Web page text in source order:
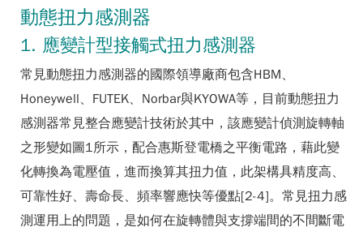
動態扭力感測器
1. 應變計型接觸式扭力感測器
常見動態扭力感測器的國際領導廠商包含HBM、
Honeywell、FUTEK、Norbar與KYOWA等，目前動態扭力
感測器常見整合應變計技術於其中，該應變計偵測旋轉軸
之形變如圖1所示，配合惠斯登電橋之平衡電路，藉此變
化轉換為電壓值，進而換算其扭力值，此架構具精度高、
可靠性好、壽命長、頻率響應快等優點[2-4]。常見扭力感
測運用上的問題，是如何在旋轉體與支撐端間的不間斷電